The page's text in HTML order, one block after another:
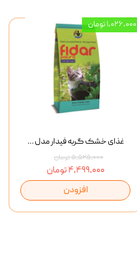
غذای خشک گربه فیدار مدل Adult وزن 10 کیلوگرم
۵,۵۲۵,۰۰۰ تومان
۴,۴۹۹,۰۰۰ تومان
افزودن
۱,۰۲۶,۰۰۰ تومان